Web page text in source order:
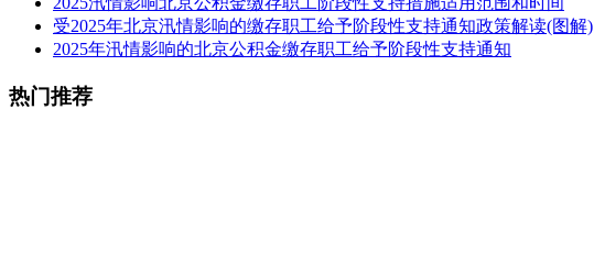
受2025年北京汛情影响的缴存职工给予阶段性支持通知政策解读(图解)
2025年汛情影响的北京公积金缴存职工给予阶段性支持通知
热门推荐